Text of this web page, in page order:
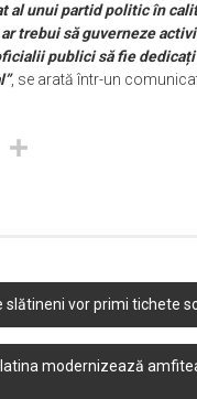
al unui partid politic în
trebui să guverneze
publici să fie
, se arată într-un
Email
slătineni vor primi tichete
modernizează